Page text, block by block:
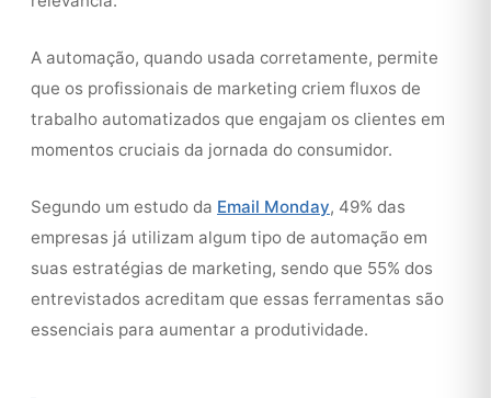
A automação, quando usada corretamente, permite
que os profissionais de marketing criem fluxos de
trabalho automatizados que engajam os clientes em
momentos cruciais da jornada do consumidor.
Segundo um estudo da Email Monday, 49% das
empresas já utilizam algum tipo de automação em
suas estratégias de marketing, sendo que 55% dos
entrevistados acreditam que essas ferramentas são
essenciais para aumentar a produtividade.